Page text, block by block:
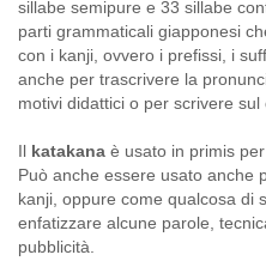
sillabe semipure e 33 sillabe
parti grammaticali giapponesi
con i kanji, ovvero i prefissi, i
anche per trascrivere la
motivi didattici o per scrivere sul
Il katakana è usato in primis
Può anche essere usato anche
kanji, oppure come qualcosa di
enfatizzare alcune parole,
pubblicità.